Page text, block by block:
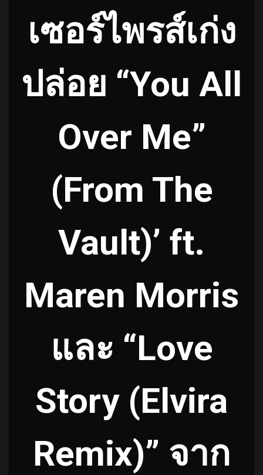
เซอร์ไพรส์เก่ง
ปล่อย “You All
Over Me”
(From The
Vault)’ ft.
Maren Morris
และ “Love
Story (Elvira
Remix)” จาก